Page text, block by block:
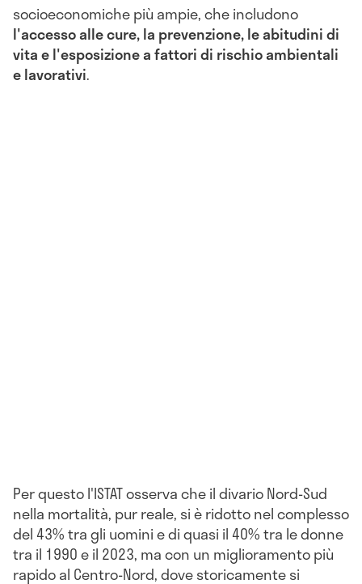
socioeconomiche più ampie, che includono
l'accesso alle cure, la prevenzione, le abitudini di
vita e l'esposizione a fattori di rischio ambientali
e lavorativi.
Per questo l'ISTAT osserva che il divario Nord-Sud
nella mortalità, pur reale, si è ridotto nel complesso
del 43% tra gli uomini e di quasi il 40% tra le donne
tra il 1990 e il 2023, ma con un miglioramento più
rapido al Centro-Nord, dove storicamente si